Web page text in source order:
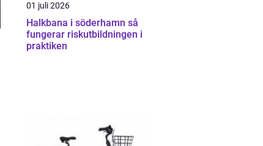
01 juli 2026
Halkbana i söderhamn så
fungerar riskutbildningen i
praktiken